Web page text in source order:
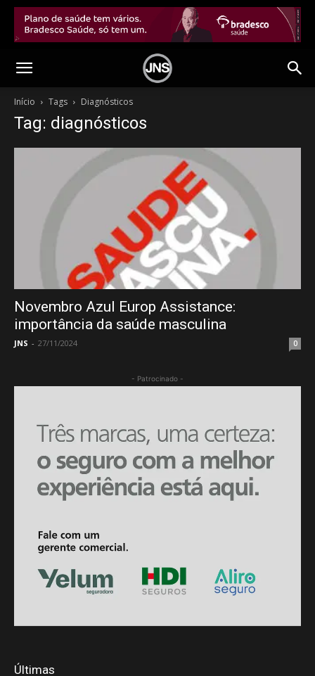
Início Tags Diagnósticos
Tag: diagnósticos
Novembro Azul Europ Assistance:
importância da saúde masculina
JNS - 27/11/2024 0
- Patrocinado -
Últimas